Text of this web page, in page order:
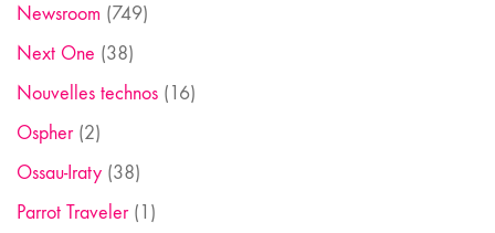
Newsroom (749)
Next One (38)
Nouvelles technos (16)
Ospher(2)
Ossau-Iraty (38)
Parrot Traveler(1)